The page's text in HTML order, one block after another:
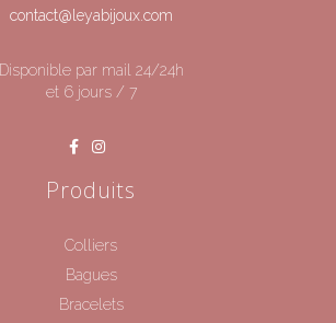
contact@leyabijoux.com
Disponible par mail 24/24h
et 6 jours / 7
Produits
Colliers
Bagues
Bracelets